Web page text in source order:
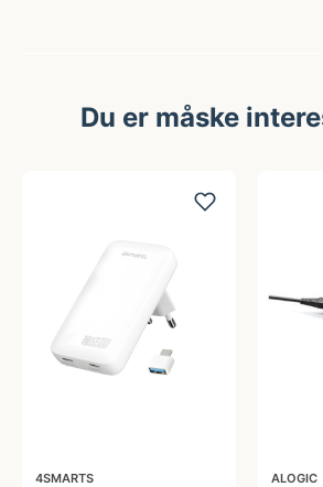
Du er måske
4SMARTS ALOGIC